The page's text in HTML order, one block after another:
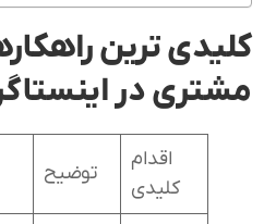
کلیدی ترین
مشتری در
اقدام
کلیدی
توضیح